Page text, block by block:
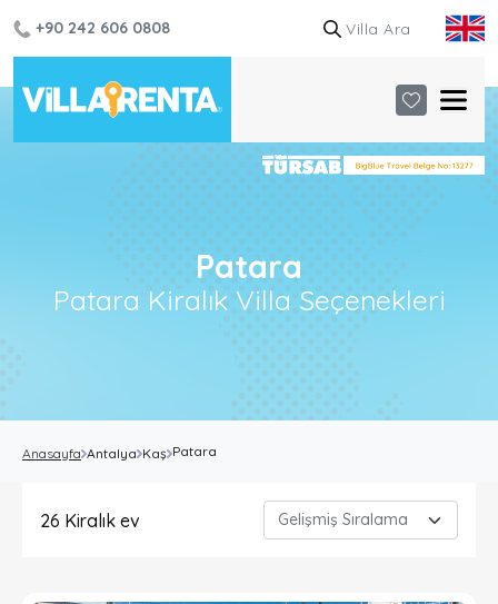
+90 242 606 0808
Patara
Patara Kiralık Villa Seçenekleri
Anasayfa Antalya Kaş Patara
26 Kiralık ev